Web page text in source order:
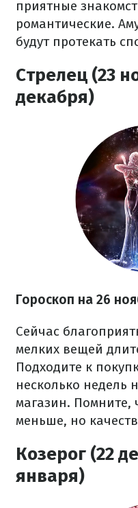
приятные
романтические.
будут протекать
Стрелец (23
декабря)
Гороскоп на 26
Сейчас
мелких вещей
Подходите к
несколько недель
магазин. Помните,
меньше, но
Козерог (22
января)